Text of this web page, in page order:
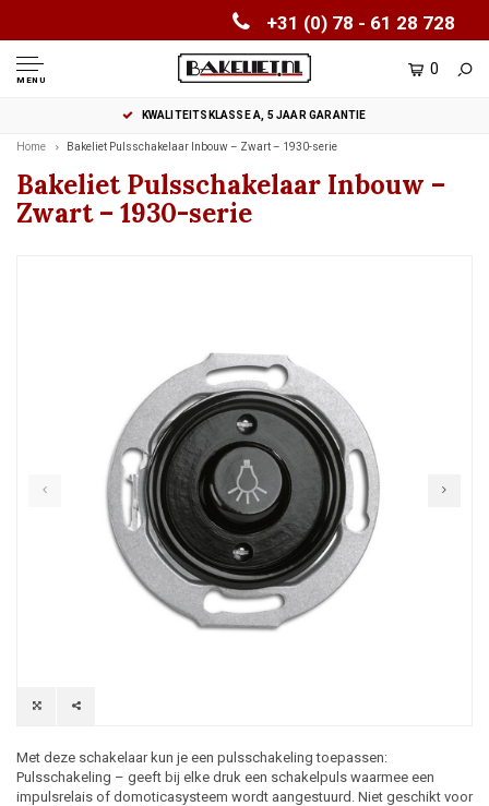
+31 (0) 78 - 61 28 728
MENU
0
KWALITEITSKLASSE A, 5 JAAR GARANTIE
Home Bakeliet Pulsschakelaar Inbouw – Zwart – 1930-serie
Bakeliet Pulsschakelaar Inbouw –
Zwart – 1930-serie
Met deze schakelaar kun je een pulsschakeling toepassen:
Pulsschakeling – geeft bij elke druk een schakelpuls waarmee een
impulsrelais of domoticasysteem wordt aangestuurd. Niet geschikt voor